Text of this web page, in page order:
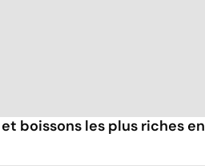
boissons les plus riches en